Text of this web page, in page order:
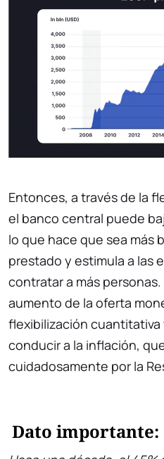
Entonces, a través de la
el banco central puede
lo que hace que sea más
prestado y estimula a las
contratar a más
aumento de la oferta
flexibilización
conducir a la inflación,
cuidadosamente por la
Dato importante: